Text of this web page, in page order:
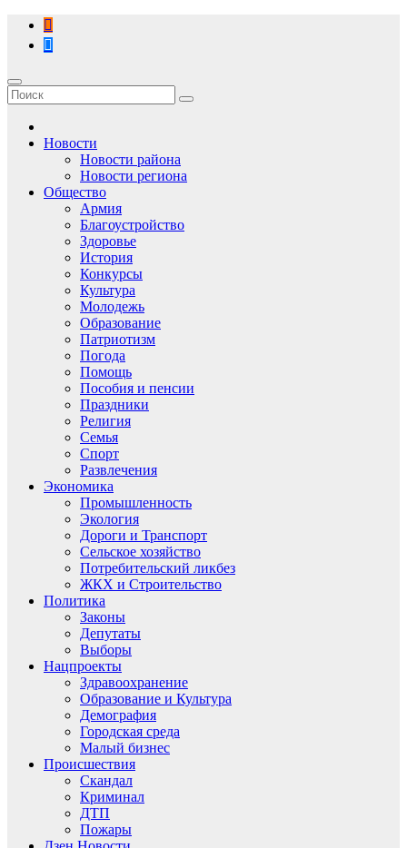
Перейти
содержимому
Новости
Новости района
Новости региона
Общество
Армия
Благоустройство
Здоровье
История
Конкурсы
Культура
Молодежь
Образование
Патриотизм
Погода
Помощь
Пособия и пенсии
Праздники
Религия
Семья
Спорт
Развлечения
Экономика
Промышленность
Экология
Дороги и Транспорт
Сельское хозяйство
Потребительский ликбез
ЖКХ и Строительство
Политика
Законы
Депутаты
Выборы
Нацпроекты
Здравоохранение
Образование и Культура
Демография
Городская среда
Малый бизнес
Происшествия
Скандал
Криминал
ДТП
Пожары